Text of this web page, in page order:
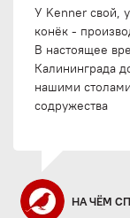
У Kenner свой,
конёк -
В настоящее
Калининграда
нашими
содружества
НА ЧЁМ